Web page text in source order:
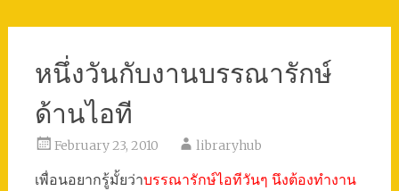
หนึ่งวันกับงานบรรณารักษ์
ด้านไอที
February 23, 2010 libraryhub
เพื่อนอยากรู้มั้ยว่าบรรณารักษ์ไอทีวันๆ นึงต้องทำงาน